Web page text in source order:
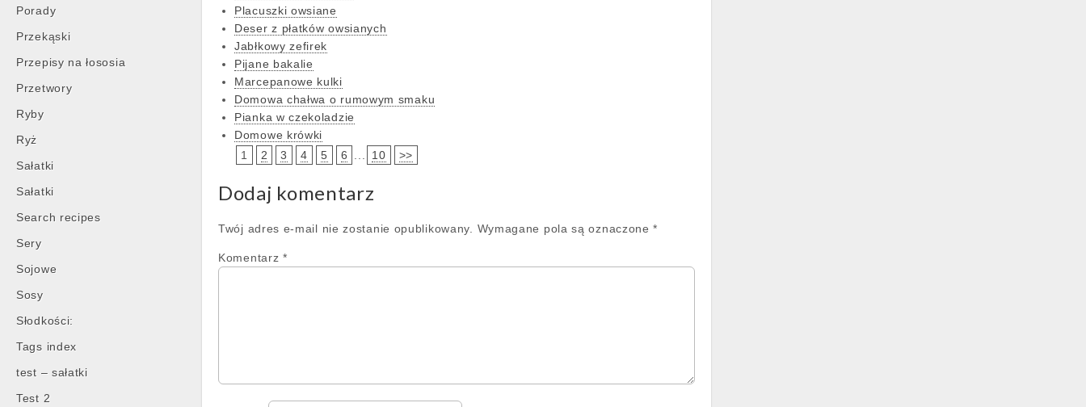
Porady
Przekąski
Przepisy na łososia
Przetwory
Ryby
Ryż
Sałatki
Sałatki
Search recipes
Sery
Sojowe
Sosy
Słodkości:
Tags index
test – sałatki
Test 2
Placuszki owsiane
Deser z płatków owsianych
Jabłkowy zefirek
Pijane bakalie
Marcepanowe kulki
Domowa chałwa o rumowym smaku
Pianka w czekoladzie
Domowe krówki
1
2 3 4 5 6 10 >>
Dodaj komentarz
Twój adres e-mail nie zostanie opublikowany. Wymagane pola są oznaczone*
Komentarz *